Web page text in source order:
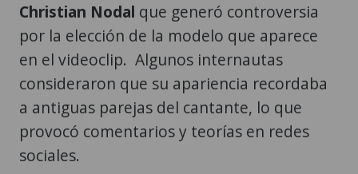
Christian Nodal que generó controversia
por la elección de la modelo que aparece
en el videoclip. Algunos internautas
consideraron que su apariencia recordaba
a antiguas parejas del cantante, lo que
provocó comentarios y teorías en redes
sociales.